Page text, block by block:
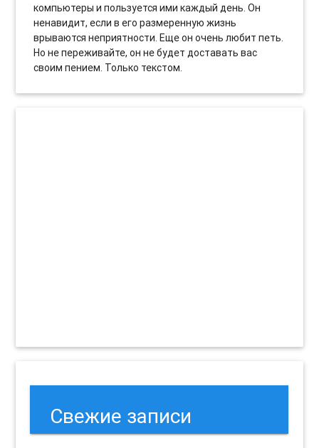
компьютеры и пользуется ими каждый день. Он
ненавидит, если в его размеренную жизнь
врываются неприятности. Еще он очень любит петь.
Но не переживайте, он не будет доставать вас
своим пением. Только текстом.
Свежие записи